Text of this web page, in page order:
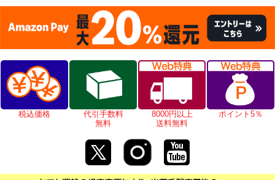
税込価格
代引手数料
無料
8000円以上
送料無料
ポイント5％